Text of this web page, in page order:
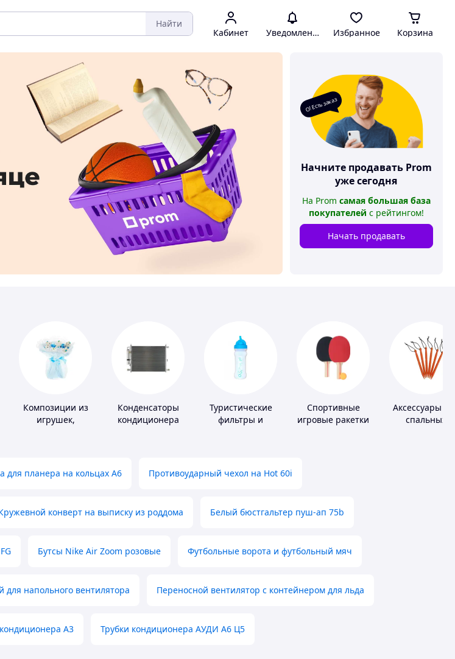
Найти
Кабинет Уведомления Избранное Корзина
О! Есть заказ
Начните продавать Prom
уже сегодня
На Prom самая большая база
покупателей с рейтингом!
Начать продавать
Композиции из
игрушек,
Конденсаторы
кондиционера
Туристические
фильтры и
Спортивные
игровые ракетки
Аксессуары
спальных
для планера на кольцах А6 Противоударный чехол на Hot 60i
конверт на выписку из роддома Белый бюстгальтер пуш-ап 75b
Бутсы Nike Air Zoom розовые Футбольные ворота и футбольный мяч
для напольного вентилятора Переносной вентилятор с контейнером для льда
А3 Трубки кондиционера АУДИ А6 Ц5